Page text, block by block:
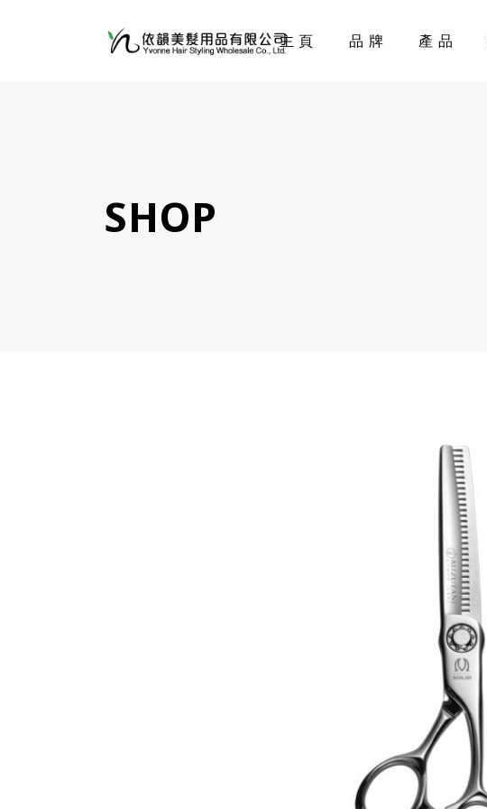
主頁 品牌 產品
SHOP